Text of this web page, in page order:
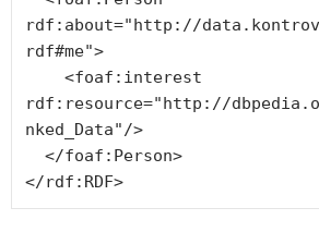
rdf:about="http://
rdf#me">
rdf:resource="http://
nked_Data"/>
</rdf:RDF>